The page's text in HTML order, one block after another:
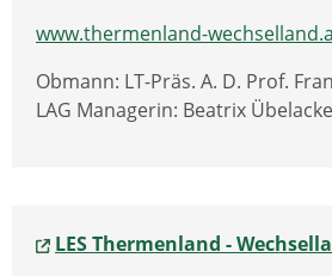
www.thermenland-
Obmann: LT-Präs. A. D. Prof.
LAG Managerin: Beatrix
LES Thermenland -